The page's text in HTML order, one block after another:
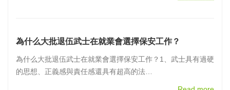
為什么大批退伍武士在就業會選擇保安工作？
為什么大批退伍武士在就業會選擇保安工作？1、武士具有過硬
的思想、正義感與責任感還具有超高的法…